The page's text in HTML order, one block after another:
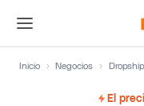
Inicio › Negocios ›
El